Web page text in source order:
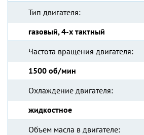
Тип двигателя:
газовый, 4-х тактный
Частота вращения двигателя:
1500 об/мин
Охлаждение двигателя:
жидкостное
Объем масла в двигателе: